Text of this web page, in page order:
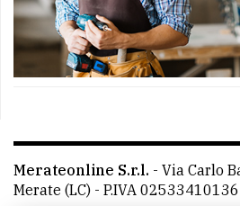
Merateonline S.r.l. - Via Carlo
Merate (LC) - P.IVA 02533410136